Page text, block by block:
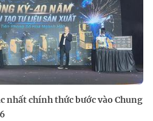
nhất chính thức bước vào Chung